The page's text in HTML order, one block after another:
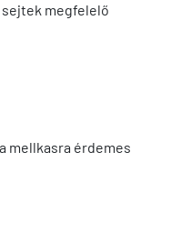
sejtek megfelelő
mellkasra érdemes